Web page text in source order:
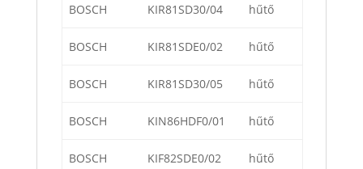
BOSCH KIR81SD30/04 hűtő
BOSCH KIR81SDE0/02 hűtő
BOSCH KIR81SD30/05 hűtő
BOSCH KIN86HDF0/01 hűtő
BOSCH KIF82SDE0/02 hűtő